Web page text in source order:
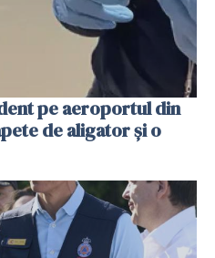
pe aeroportul din
de aligator și o